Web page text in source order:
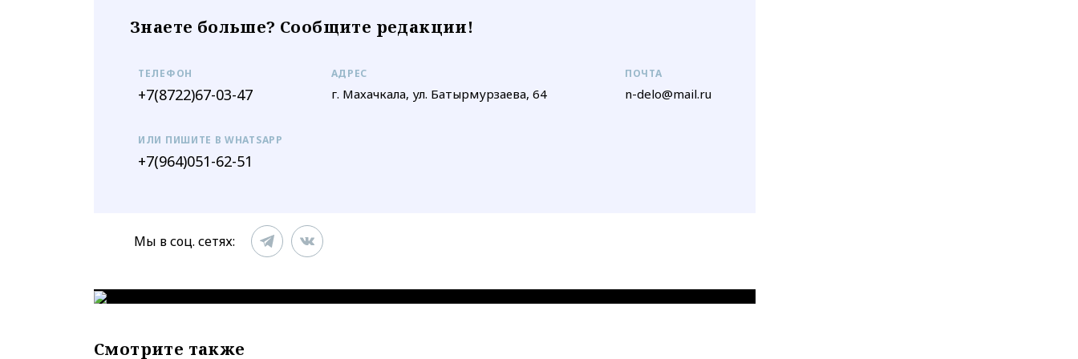
Знаете больше? Сообщите редакции!
ТЕЛЕФОН
+7(8722)67-03-47
АДРЕС
г. Махачкала, ул. Батырмурзаева, 64
ПОЧТА
n-delo@mail.ru
ИЛИ ПИШИТЕ В WHATSAPP
+7(964)051-62-51
Мы в соц. сетях:
Смотрите также